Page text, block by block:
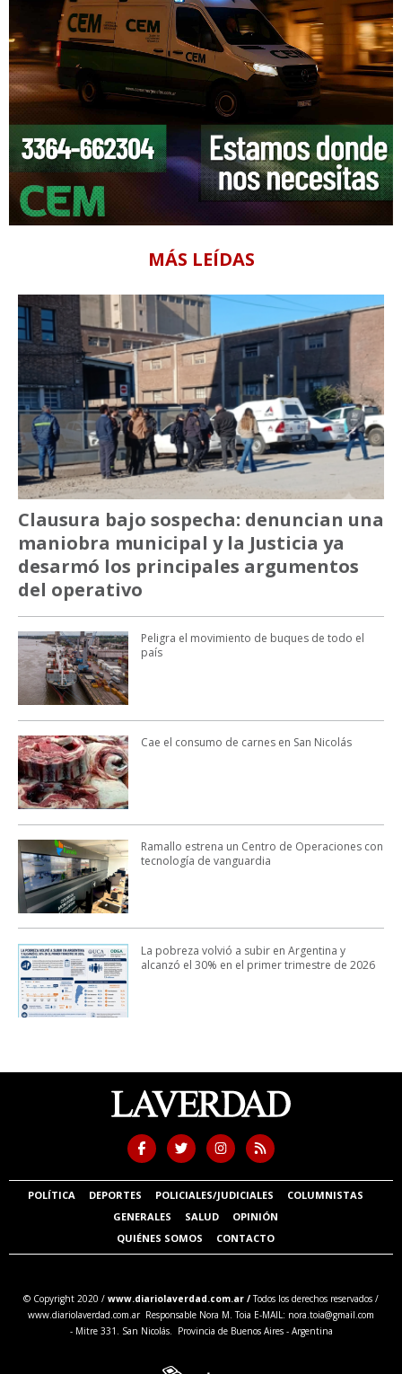
MÁS LEÍDAS
Clausura bajo sospecha: denuncian una
maniobra municipal y la Justicia ya
desarmó los principales argumentos
del operativo
Peligra el movimiento de buques de todo el
país
Cae el consumo de carnes en San Nicolás
Ramallo estrena un Centro de Operaciones con
tecnología de vanguardia
La pobreza volvió a subir en Argentina y
alcanzó el 30% en el primer trimestre de 2026
POLÍTICA DEPORTES POLICIALES/JUDICIALES
COLUMNISTAS
GENERALES
SALUD
OPINIÓN
QUIÉNES SOMOS
CONTACTO
© Copyright 2020 / www.diariolaverdad.com.ar /Todos los derechos reservados /
www.diariolaverdad.com.ar Responsable Nora M. Toia E-MAIL: nora.toia@gmail.com
- Mitre 331. San Nicolás. Provincia de Buenos Aires - Argentina